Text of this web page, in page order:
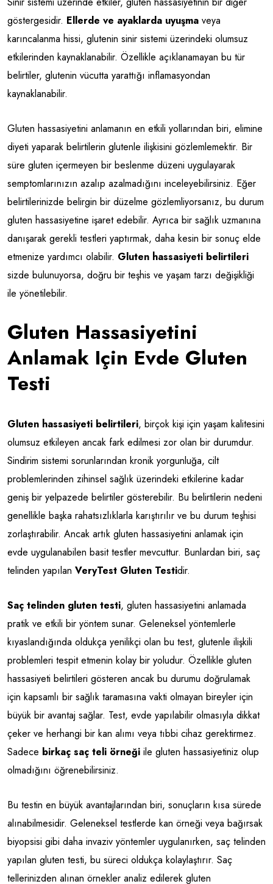
göstergesidir. Ellerde ve ayaklarda uyuşma veya
karıncalanma hissi, glutenin sinir sistemi üzerindeki olumsuz
etkilerinden kaynaklanabilir. Özellikle açıklanamayan bu tür
belirtiler, glutenin vücutta yarattığı inflamasyondan
kaynaklanabilir.
Gluten hassasiyetini anlamanın en etkili yollarından biri, elimine
diyeti yaparak belirtilerin glutenle ilişkisini gözlemlemektir. Bir
süre gluten içermeyen bir beslenme düzeni uygulayarak
semptomlarınızın azalıp azalmadığını inceleyebilirsiniz. Eğer
belirtilerinizde belirgin bir düzelme gözlemliyorsanız, bu durum
gluten hassasiyetine işaret edebilir. Ayrıca bir sağlık uzmanına
danışarak gerekli testleri yaptırmak, daha kesin bir sonuç elde
etmenize yardımcı olabilir. Gluten hassasiyeti belirtileri
sizde bulunuyorsa, doğru bir teşhis ve yaşam tarzı değişikliği
ile yönetilebilir.
Gluten Hassasiyetini
Anlamak Için Evde Gluten
Testi
Gluten hassasiyeti belirtileri, birçok kişi için yaşam kalitesini
olumsuz etkileyen ancak fark edilmesi zor olan bir durumdur.
Sindirim sistemi sorunlarından kronik yorgunluğa, cilt
problemlerinden zihinsel sağlık üzerindeki etkilerine kadar
geniş bir yelpazede belirtiler gösterebilir. Bu belirtilerin nedeni
genellikle başka rahatsızlıklarla karıştırılır ve bu durum teşhisi
zorlaştırabilir. Ancak artık gluten hassasiyetini anlamak için
evde uygulanabilen basit testler mevcuttur. Bunlardan biri, saç
telinden yapılan VeryTest Gluten Testidir.
Saç telinden gluten testi, gluten hassasiyetini anlamada
pratik ve etkili bir yöntem sunar. Geleneksel yöntemlerle
kıyaslandığında oldukça yenilikçi olan bu test, glutenle ilişkili
problemleri tespit etmenin kolay bir yoludur. Özellikle gluten
hassasiyeti belirtileri gösteren ancak bu durumu doğrulamak
için kapsamlı bir sağlık taramasına vakti olmayan bireyler için
büyük bir avantaj sağlar. Test, evde yapılabilir olmasıyla dikkat
çeker ve herhangi bir kan alımı veya tıbbi cihaz gerektirmez.
Sadece birkaç saç teli örneği ile gluten hassasiyetiniz olup
olmadığını öğrenebilirsiniz.
Bu testin en büyük avantajlarından biri, sonuçların kısa sürede
alınabilmesidir. Geleneksel testlerde kan örneği veya bağırsak
biyopsisi gibi daha invaziv yöntemler uygulanırken, saç telinden
yapılan gluten testi, bu süreci oldukça kolaylaştırır. Saç
tellerinizden alınan örnekler analiz edilerek gluten